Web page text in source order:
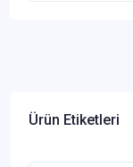
Ürün Etiketleri